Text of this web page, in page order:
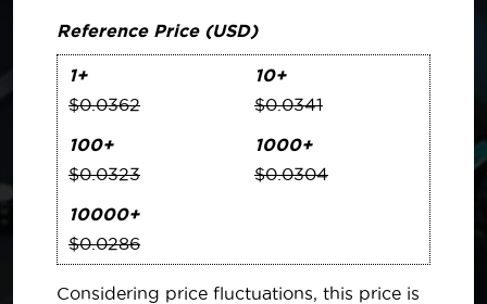
Reference Price (USD)
1+
$0.0362
10+
$0.0341
100+
$0.0323
1000+
$0.0304
10000+
$0.0286
Considering price fluctuations, this price is